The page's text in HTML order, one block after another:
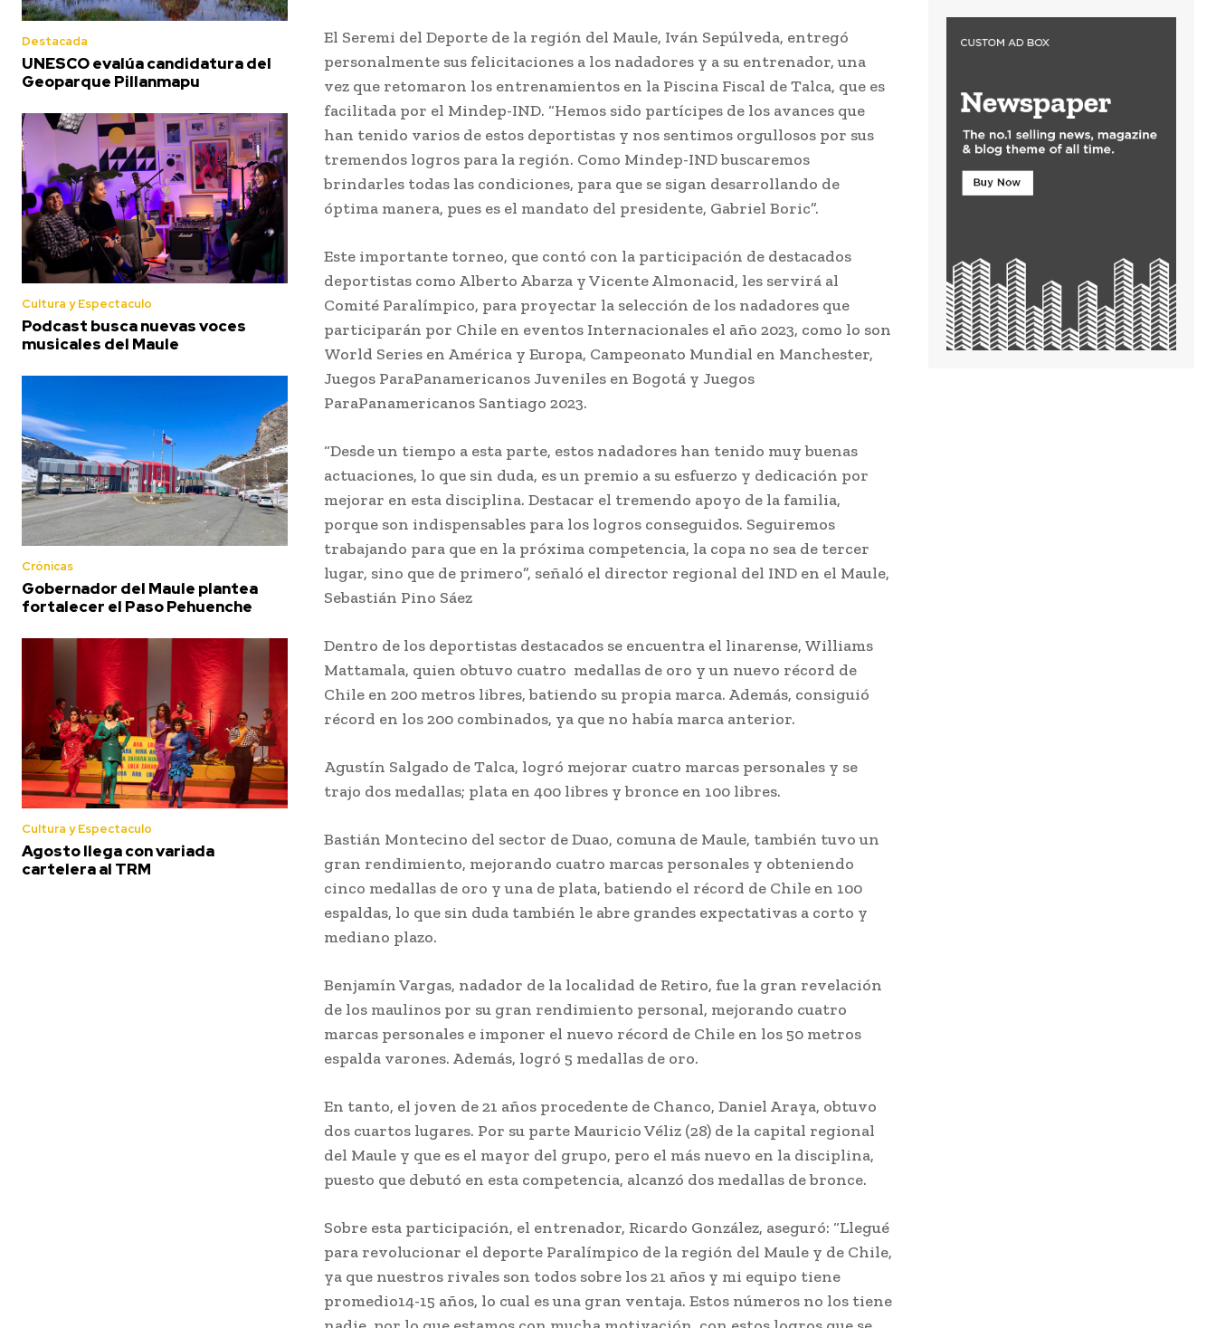
Destacada
UNESCO evalúa candidatura del
Geoparque Pillanmapu
Cultura y Espectaculo
Podcast busca nuevas voces
musicales del Maule
Crónicas
Gobernador del Maule plantea
fortalecer el Paso Pehuenche
Cultura y Espectaculo
Agosto llega con variada
cartelera al TRM
El Seremi del Deporte de la región del Maule, Iván Sepúlveda, entregó
personalmente sus felicitaciones a los nadadores y a su entrenador, una
vez que retomaron los entrenamientos en la Piscina Fiscal de Talca, que es
facilitada por el Mindep-IND. “Hemos sido partícipes de los avances que
han tenido varios de estos deportistas y nos sentimos orgullosos por sus
tremendos logros para la región. Como Mindep-IND buscaremos
brindarles todas las condiciones, para que se sigan desarrollando de
óptima manera, pues es el mandato del presidente, Gabriel Boric”.
Este importante torneo, que contó con la participación de destacados
deportistas como Alberto Abarza y Vicente Almonacid, les servirá al
Comité Paralímpico, para proyectar la selección de los nadadores que
participarán por Chile en eventos Internacionales el año 2023, como lo son
World Series en América y Europa, Campeonato Mundial en Manchester,
Juegos ParaPanamericanos Juveniles en Bogotá y Juegos
ParaPanamericanos Santiago 2023.
“Desde un tiempo a esta parte, estos nadadores han tenido muy buenas
actuaciones, lo que sin duda, es un premio a su esfuerzo y dedicación por
mejorar en esta disciplina. Destacar el tremendo apoyo de la familia,
porque son indispensables para los logros conseguidos. Seguiremos
trabajando para que en la próxima competencia, la copa no sea de tercer
lugar, sino que de primero”, señaló el director regional del IND en el Maule,
Sebastián Pino Sáez
Dentro de los deportistas destacados se encuentra el linarense, Williams
Mattamala, quien obtuvo cuatro medallas de oro y un nuevo récord de
Chile en 200 metros libres, batiendo su propia marca. Además, consiguió
récord en los 200 combinados, ya que no había marca anterior.
Agustín Salgado de Talca, logró mejorar cuatro marcas personales y se
trajo dos medallas; plata en 400 libres y bronce en 100 libres.
Bastián Montecino del sector de Duao, comuna de Maule, también tuvo un
gran rendimiento, mejorando cuatro marcas personales y obteniendo
cinco medallas de oro y una de plata, batiendo el récord de Chile en 100
espaldas, lo que sin duda también le abre grandes expectativas a corto y
mediano plazo.
Benjamín Vargas, nadador de la localidad de Retiro, fue la gran revelación
de los maulinos por su gran rendimiento personal, mejorando cuatro
marcas personales e imponer el nuevo récord de Chile en los 50 metros
espalda varones. Además, logró 5 medallas de oro.
En tanto, el joven de 21 años procedente de Chanco, Daniel Araya, obtuvo
dos cuartos lugares. Por su parte Mauricio Véliz (28) de la capital regional
del Maule y que es el mayor del grupo, pero el más nuevo en la disciplina,
puesto que debutó en esta competencia, alcanzó dos medallas de bronce.
Sobre esta participación, el entrenador, Ricardo González, aseguró: “Llegué
para revolucionar el deporte Paralímpico de la región del Maule y de Chile,
ya que nuestros rivales son todos sobre los 21 años y mi equipo tiene
promedio14-15 años, lo cual es una gran ventaja. Estos números no los tiene